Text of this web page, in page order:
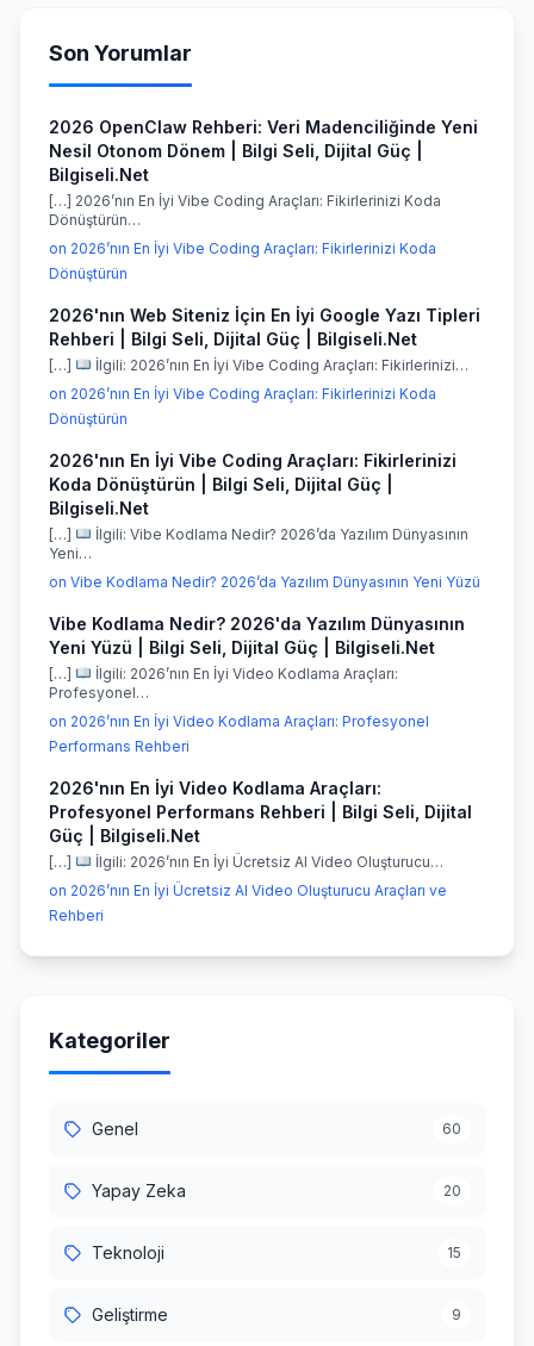
Son Yorumlar
2026 OpenClaw Rehberi: Veri Madenciliğinde Yeni
Nesil Otonom Dönem | Bilgi Seli, Dijital Güç |
Bilgiseli.Net
[…] 2026’nın En İyi Vibe Coding Araçları: Fikirlerinizi Koda
Dönüştürün…
on 2026’nın En İyi Vibe Coding Araçları: Fikirlerinizi Koda
Dönüştürün
2026'nın Web Siteniz İçin En İyi Google Yazı Tipleri
Rehberi | Bilgi Seli, Dijital Güç | Bilgiseli.Net
[…]
İlgili: 2026’nın En İyi Vibe Coding Araçları: Fikirlerinizi…
on 2026’nın En İyi Vibe Coding Araçları: Fikirlerinizi Koda
Dönüştürün
2026'nın En İyi Vibe Coding Araçları: Fikirlerinizi
Koda Dönüştürün | Bilgi Seli, Dijital Güç |
Bilgiseli.Net
[…]
İlgili: Vibe Kodlama Nedir? 2026’da Yazılım Dünyasının
Yeni…
on Vibe Kodlama Nedir? 2026’da Yazılım Dünyasının Yeni Yüzü
Vibe Kodlama Nedir? 2026'da Yazılım Dünyasının
Yeni Yüzü | Bilgi Seli, Dijital Güç | Bilgiseli.Net
[…]
İlgili: 2026’nın En İyi Video Kodlama Araçları:
Profesyonel…
on 2026’nın En İyi Video Kodlama Araçları: Profesyonel
Performans Rehberi
2026'nın En İyi Video Kodlama Araçları:
Profesyonel Performans Rehberi | Bilgi Seli, Dijital
Güç | Bilgiseli.Net
[…]
İlgili: 2026’nın En İyi Ücretsiz AI Video Oluşturucu…
on 2026’nın En İyi Ücretsiz AI Video Oluşturucu Araçları ve
Rehberi
Kategoriler
Genel 60
Yapay Zeka 20
Teknoloji 15
Geliştirme 9